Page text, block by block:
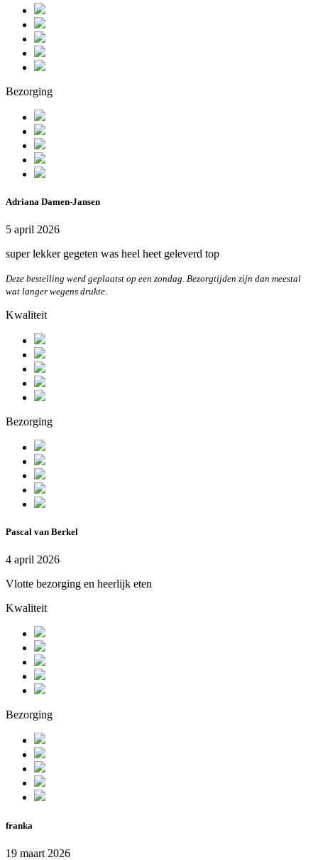
Bezorging
Adriana Damen-Jansen
5 april 2026
super lekker gegeten was heel heet geleverd top
Deze bestelling werd geplaatst op een zondag. Bezorgtijden zijn dan meestal
wat langer wegens drukte.
Kwaliteit
Bezorging
Pascal van Berkel
4 april 2026
Vlotte bezorging en heerlijk eten
Kwaliteit
Bezorging
franka
19 maart 2026